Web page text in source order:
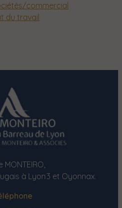
commercial
du travail
MONTEIRO,
à Lyon 3 et Oyonnax.